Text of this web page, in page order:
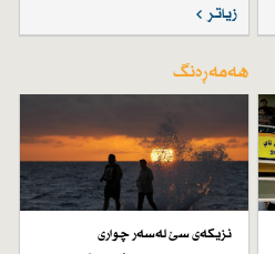
زیاتر
هەمەڕەنگ
نزیكەی سێ لەسەر چواری